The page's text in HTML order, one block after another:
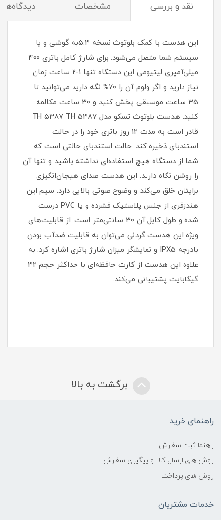
نقد و بررسی مشخصات دیدگاه‌ها
این هدست با کمک بلوتوث نسخه 5.3به گوشی و یا
سیستم شما متصل می‌شود. برای شارژ کامل باتری 400
میلی‌آمپری لیتیومی این دستگاه تنها 1-2 ساعت زمان
نیاز دارید و اگر ولوم آن را 70% نگه دارید می‌توانید تا
35 ساعت موسیقی پخش کنید و 30 ساعت مکالمه
کنید. هدست بلوتوث تسکو مدل TH 5387 TH 5387
قادر است به مدت 12 روز باتری خود را در حالت
استندبای ذخیره کند. حالت استندبای حالتی است که
شما از دستگاه هیچ استفاده‌ای نداشته باشید و تنها آن
را روشن نگاه دارید. این هدست صدای هیجان‌انگیزی
برایتان خلق می‌کند و وضوح صوتی بالایی دارد. سیم این
هندزفری از جنس پلاستیک فشرده و یا PVC درست
شده و طول کابل آن 30 سانتی‌متر است. از قابلیت‌های
ویژه این هدست گردنی می‌توان به قابلیت ضدآب بودن
بادرجه IPX5 و نمایشگر میزان شارژ باتری اشاره کرد. به
علاوه این هدست از کارت حافظه‌ای با حداکثر حجم 32
گیگابایت پشتیبانی می‌کند.
برگشت به بالا
راهنمای خرید
راهنما ثبت سفارش
روش های ارسال کالا و پیگیری سفارش
روش های پرداخت
خدمات مشتریان